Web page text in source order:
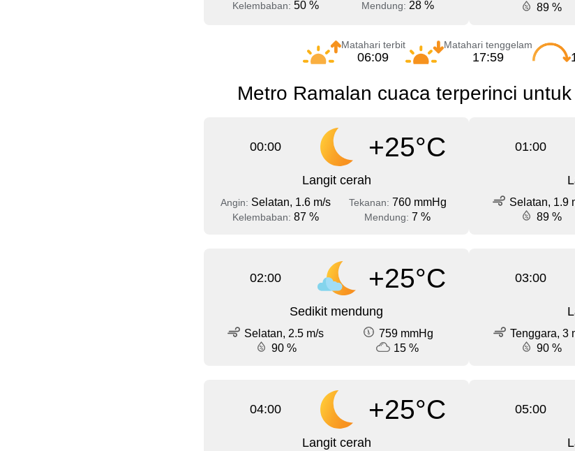
Kelembaban: 50 % Mendung: 28 %
89 %
Matahari terbit
06:09
Matahari tenggelam
17:59
Metro Ramalan cuaca terperinci
00:00 +25°C
Langit cerah
Angin: Selatan, 1.6 m/s Tekanan: 760 mmHg
Kelembaban: 87 % Mendung: 7 %
01:00
Selatan, 1.9
89 %
02:00 +25°C
Sedikit mendung
Selatan, 2.5 m/s
759 mmHg
90 %
15 %
03:00
Tenggara, 3
90 %
04:00 +25°C
Langit cerah
05:00